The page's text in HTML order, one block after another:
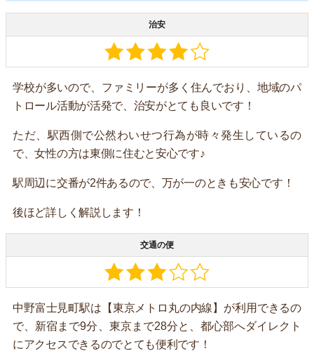
治安
学校が多いので、ファミリーが多く住んでおり、地域のパ
トロール活動が活発で、治安がとても良いです！
ただ、駅西側で公然わいせつ行為が時々発生しているの
で、女性の方は東側に住むと安心です♪
駅周辺に交番が2件あるので、万が一のときも安心です！
後ほど詳しく解説します！
交通の便
中野富士見町駅は【東京メトロ丸の内線】が利用できるの
で、新宿まで9分、東京まで28分と、都心部へダイレクト
にアクセスできるのでとても便利です！